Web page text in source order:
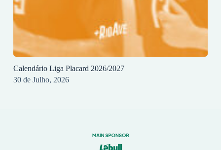
Calendário Liga Placard 2026/2027
30 de Julho, 2026